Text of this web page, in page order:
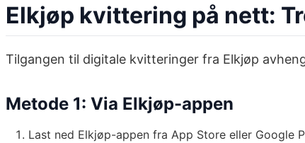
Elkjøp kvittering på nett:
Tilgangen til digitale kvitteringer fra Elkjøp
Metode 1: Via Elkjøp-appen
Last ned Elkjøp-appen fra App Store eller Google